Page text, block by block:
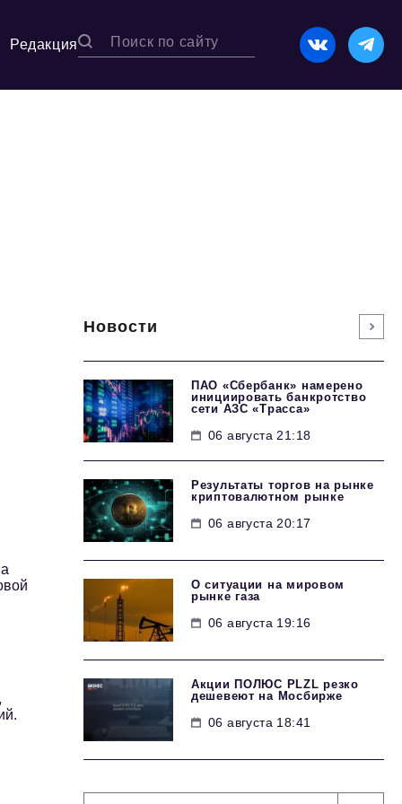
Редакция
Новости
ПАО «Сбербанк» намерено
инициировать банкротство
сети АЗС «Трасса»
06 августа 21:18
Результаты торгов на рынке
криптовалютном рынке
06 августа 20:17
О ситуации на мировом
рынке газа
06 августа 19:16
Акции ПОЛЮС PLZL резко
дешевеют на Мосбирже
06 августа 18:41